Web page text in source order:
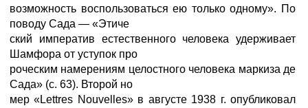
возможность воспользоваться ею только одному». По
поводу Сада — «Этиче
ский императив естественного человека удерживает
Шамфора от уступок про
роческим намерениям целостного человека маркиза де
Сада» (с. 63). Второй но
мер «Lettres Nouvelles» в августе 1938 г. опубликовал